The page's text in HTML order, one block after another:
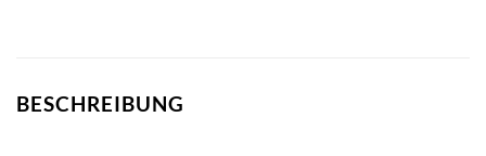
BESCHREIBUNG